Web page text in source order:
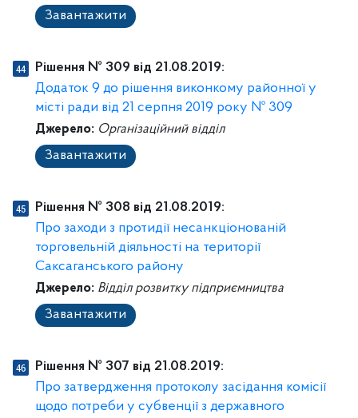
Завантажити
Рішення № 309 від 21.08.2019:
Додаток 9 до рішення виконкому районної у
місті ради від 21 серпня 2019 року № 309
Джерело: Організаційний відділ
Завантажити
Рішення № 308 від 21.08.2019:
Про заходи з протидії несанкціонованій
торговельній діяльності на території
Саксаганського району
Джерело: Відділ розвитку підприємництва
Завантажити
Рішення № 307 від 21.08.2019:
Про затвердження протоколу засідання комісії
щодо потреби у субвенції з державного